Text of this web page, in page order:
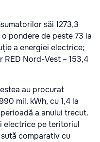
săi 1273,3
pondere de peste 73 la
a energiei electrice;
RED Nord-Vest – 153,4
au procurat
mil. kWh, cu 1,4 la
a anului trecut.
electrice pe teritoriul
comparativ cu